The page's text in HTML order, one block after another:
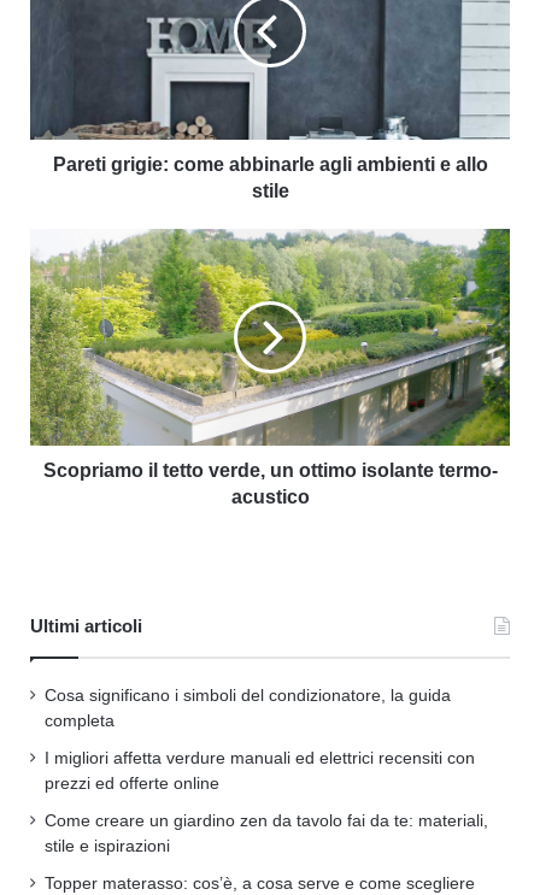
Pareti grigie: come abbinarle agli ambienti e allo
stile
Scopriamo il tetto verde, un ottimo isolante termo-
acustico
Ultimi articoli
Cosa significano i simboli del condizionatore, la guida
completa
I migliori affetta verdure manuali ed elettrici recensiti con
prezzi ed offerte online
Come creare un giardino zen da tavolo fai da te: materiali,
stile e ispirazioni
Topper materasso: cos’è, a cosa serve e come scegliere